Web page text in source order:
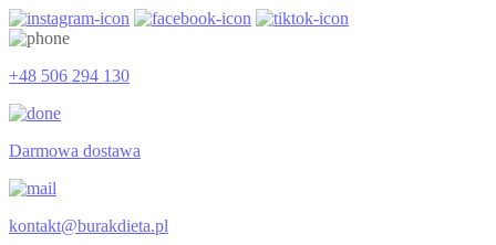
+48 506 294 130
Darmowa dostawa
kontakt@burakdieta.pl